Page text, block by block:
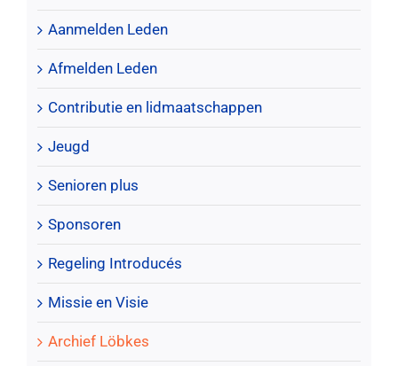
Aanmelden Leden
Afmelden Leden
Contributie en lidmaatschappen
Jeugd
Senioren plus
Sponsoren
Regeling Introducés
Missie en Visie
Archief Löbkes